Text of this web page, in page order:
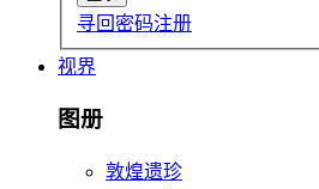
寻回密码注册
视界
图册
敦煌遗珍